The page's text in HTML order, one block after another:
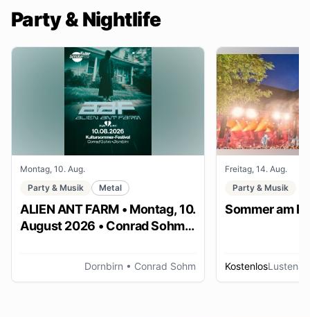
Party & Nightlife
Montag, 10. Aug.
Party & Musik
Metal
ALIEN ANT FARM • Montag, 10.
August 2026 • Conrad Sohm
Dornbirn • Conrad Sohm
Freitag, 14. Aug.
Party & Musik
Sommer am
KostenlosLustenau